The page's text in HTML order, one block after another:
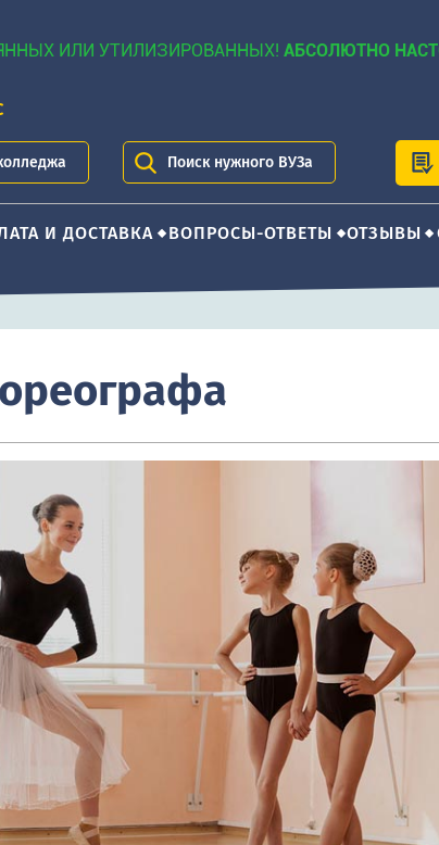
ИЛИ УТИЛИЗИРОВАННЫХ!АБСОЛЮТНО
Поиск нужного ВУЗа
И ДОСТАВКА ВОПРОСЫ-ОТВЕТЫ ОТЗЫВЫ